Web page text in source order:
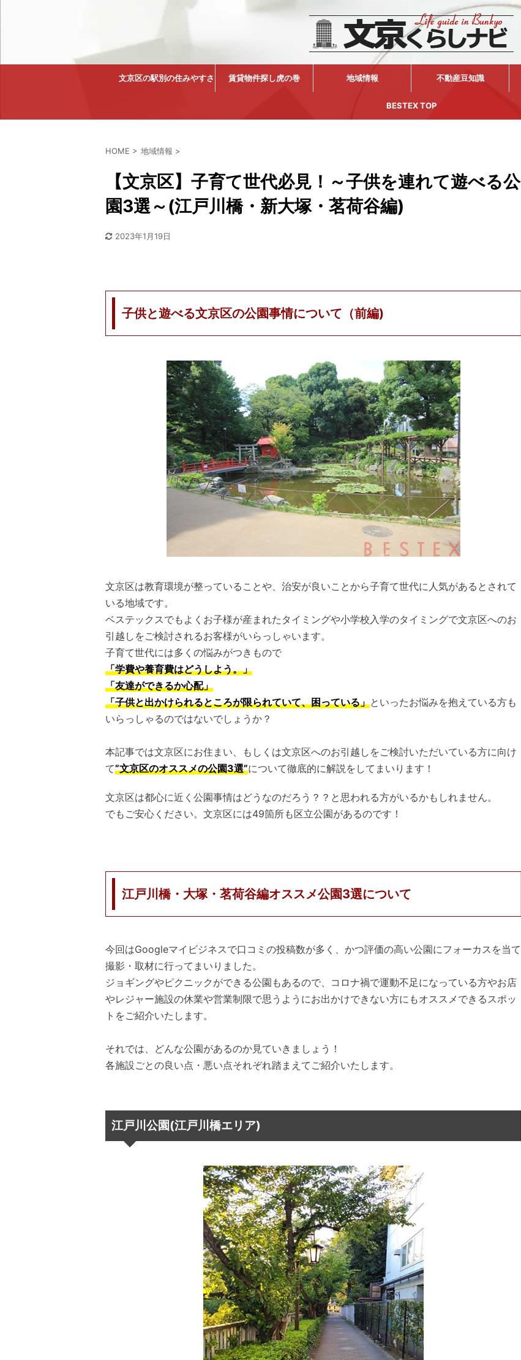
文京区の駅別の住みやすさ 賃貸物件探し虎の巻 地域情報 不動産豆知識
BESTEX TOP
HOME > 地域情報 >
【文京区】子育て世代必見！～子供を連れて遊べる公
園3選～(江戸川橋・新大塚・茗荷谷編)
2023年1月19日
子供と遊べる文京区の公園事情について（前編)
文京区は教育環境が整っていることや、治安が良いことから子育て世代に人気があるとされて
いる地域です。
ベステックスでもよくお子様が産まれたタイミングや小学校入学のタイミングで文京区へのお
引越しをご検討されるお客様がいらっしゃいます。
子育て世代には多くの悩みがつきもので
「学費や養育費はどうしよう。」
「友達ができるか心配」
「子供と出かけられるところが限られていて、困っている」といったお悩みを抱えている方も
いらっしゃるのではないでしょうか？
本記事では文京区にお住まい、もしくは文京区へのお引越しをご検討いただいている方に向け
て”文京区のオススメの公園3選”について徹底的に解説をしてまいります！
文京区は都心に近く公園事情はどうなのだろう？？と思われる方がいるかもしれません。
でもご安心ください。文京区には49箇所も区立公園があるのです！
江戸川橋・大塚・茗荷谷編オススメ公園3選について
今回はGoogleマイビジネスで口コミの投稿数が多く、かつ評価の高い公園にフォーカスを当て
撮影・取材に行ってまいりました。
ジョギングやピクニックができる公園もあるので、コロナ禍で運動不足になっている方やお店
やレジャー施設の休業や営業制限で思うようにお出かけできない方にもオススメできるスポッ
トをご紹介いたします。
それでは、どんな公園があるのか見ていきましょう！
各施設ごとの良い点・悪い点それぞれ踏まえてご紹介いたします。
江戸川公園(江戸川橋エリア)